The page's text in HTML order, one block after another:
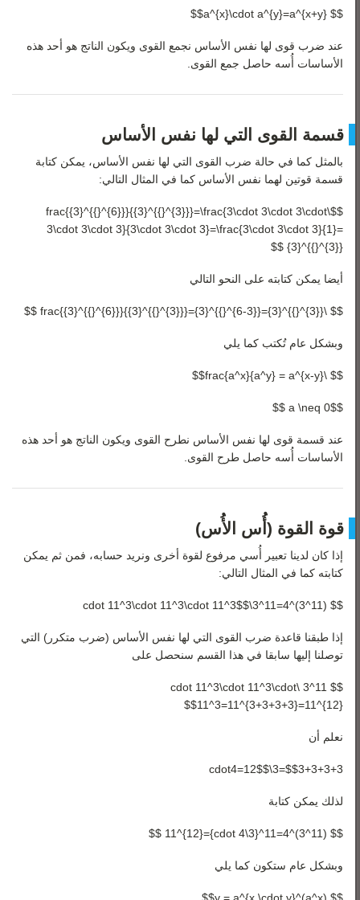
$$ a^{x}\cdot a^{y}=a^{x+y}$$
عند ضرب قوى لها نفس الأساس نجمع القوى ويكون الناتج هو أحد هذه
الأساسات أُسه حاصل جمع القوى.
قسمة القوى التي لها نفس الأساس
بالمثل كما في حالة ضرب القوى التي لها نفس الأساس، يمكن كتابة
قسمة قوتين لهما نفس الأساس كما في المثال التالي:
$$\frac{{3}^{{}^{6}}}{{3}^{{}^{3}}}=\frac{3\cdot 3\cdot 3\cdot
3\cdot 3\cdot 3}{3\cdot 3\cdot 3}=\frac{3\cdot 3\cdot 3}{1}=
{3}^{{}^{3}} $$
أيضا يمكن كتابته على النحو التالي
$$ \frac{{3}^{{}^{6}}}{{3}^{{}^{3}}}={3}^{{}^{6-3}}={3}^{{}^{3}} $$
وبشكل عام تُكتب كما يلي
$$ \frac{a^x}{a^y} = a^{x-y}$$
$$a \neq 0 $$
عند قسمة قوى لها نفس الأساس نطرح القوى ويكون الناتج هو أحد هذه
الأساسات أُسه حاصل طرح القوى.
قوة القوة (أُس الأُس)
إذا كان لدينا تعبير أُسي مرفوع لقوة أخرى ونريد حسابه، فمن ثم يمكن
كتابته كما في المثال التالي:
$$ (11^3)^4=11^3\cdot 11^3\cdot 11^3\cdot 11^3$$
إذا طبقنا قاعدة ضرب القوى التي لها نفس الأساس (ضرب متكرر) التي
توصلنا إليها سابقا في هذا القسم سنحصل على
$$ 11^3 \cdot 11^3\cdot 11^3\cdot
11^3=11^{3+3+3+3}=11^{12}$$
نعلم أن
$$3+3+3+3=3\cdot4=12$$
لذلك يمكن كتابة
$$ (11^3)^4=11^{3\cdot 4}=11^{12} $$
وبشكل عام ستكون كما يلي